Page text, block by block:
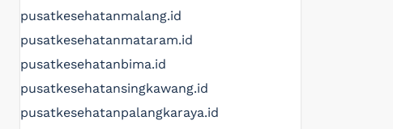
pusatkesehatanmalang.id
pusatkesehatanmataram.id
pusatkesehatanbima.id
pusatkesehatansingkawang.id
pusatkesehatanpalangkaraya.id